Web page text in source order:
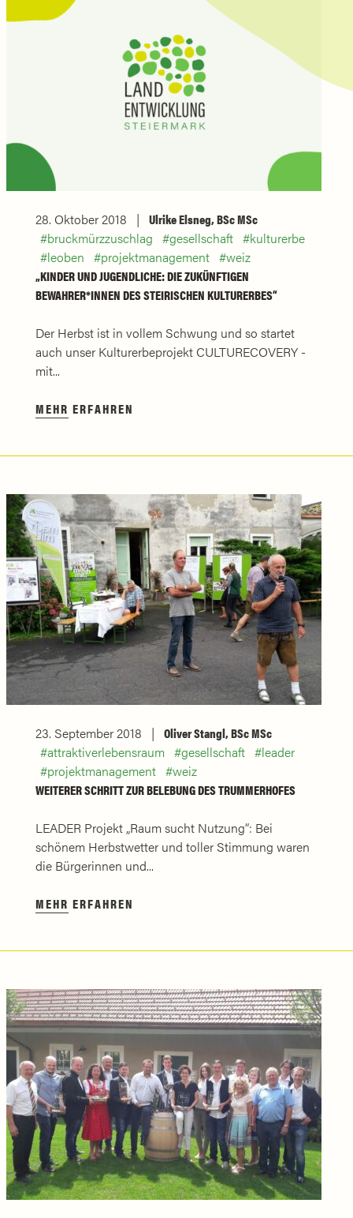
28. Oktober 2018
Ulrike Elsneg, BSc MSc
bruckmürzzuschlag
gesellschaft
kulturerbe
leoben
projektmanagement
weiz
„KINDER UND JUGENDLICHE: DIE ZUKÜNFTIGEN
BEWAHRER*INNEN DES STEIRISCHEN KULTURERBES“
Der Herbst ist in vollem Schwung und so startet
auch unser Kulturerbeprojekt CULTURECOVERY -
mit...
MEHR ERFAHREN
23. September 2018
Oliver Stangl, BSc MSc
attraktiverlebensraum
gesellschaft
leader
projektmanagement
weiz
WEITERER SCHRITT ZUR BELEBUNG DES TRUMMERHOFES
LEADER Projekt „Raum sucht Nutzung“: Bei
schönem Herbstwetter und toller Stimmung waren
die Bürgerinnen und...
MEHR ERFAHREN